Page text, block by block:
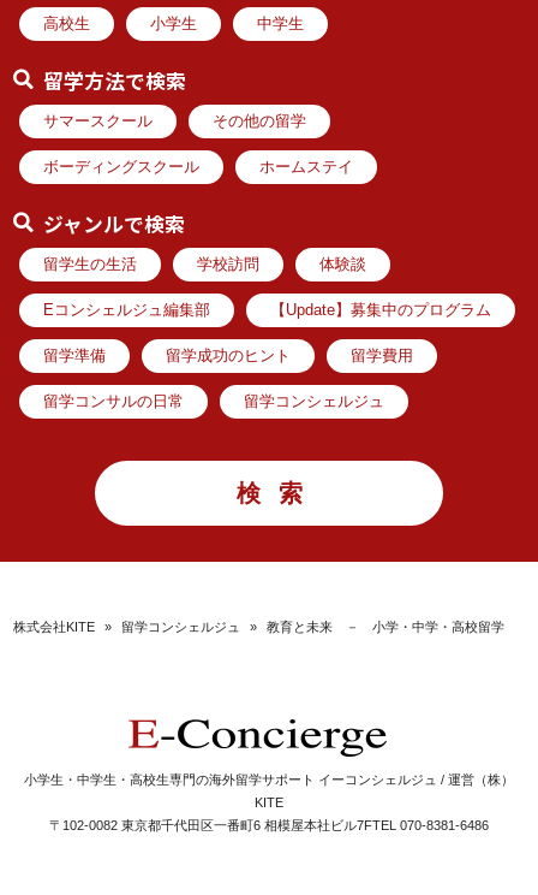
高校生 小学生 中学生
留学方法で検索
サマースクール その他の留学
ボーディングスクール ホームステイ
ジャンルで検索
留学生の生活 学校訪問 体験談
Eコンシェルジュ編集部 【Update】募集中のプログラム
留学準備 留学成功のヒント 留学費用
留学コンサルの日常 留学コンシェルジュ
株式会社KITE » 留学コンシェルジュ » 教育と未来 － 小学・中学・高校留学
小学生・中学生・高校生専門の海外留学サポート イーコンシェルジュ / 運営（株）
KITE
〒102-0082 東京都千代田区一番町6 相模屋本社ビル7FTEL 070-8381-6486